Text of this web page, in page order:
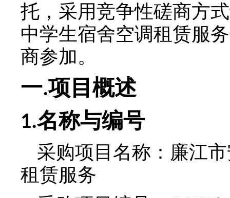
托，采用竞争性磋商方
中学生宿舍空调租赁服务
商参加。
一.项目概述
1.名称与编号
采购项目名称： 廉江
租赁服务